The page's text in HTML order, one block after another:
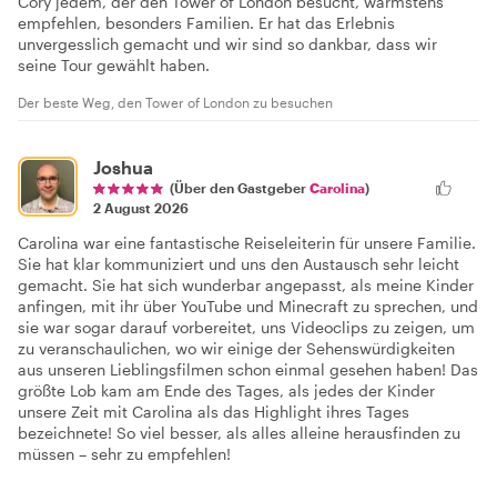
empfehlen, besonders Familien. Er hat das Erlebnis
unvergesslich gemacht und wir sind so dankbar, dass wir
seine Tour gewählt haben.
Der beste Weg, den Tower of London zu besuchen
Joshua
(Über den Gastgeber Carolina)
2 August 2026
Carolina war eine fantastische Reiseleiterin für unsere Familie.
Sie hat klar kommuniziert und uns den Austausch sehr leicht
gemacht. Sie hat sich wunderbar angepasst, als meine Kinder
anfingen, mit ihr über YouTube und Minecraft zu sprechen, und
sie war sogar darauf vorbereitet, uns Videoclips zu zeigen, um
zu veranschaulichen, wo wir einige der Sehenswürdigkeiten
aus unseren Lieblingsfilmen schon einmal gesehen haben! Das
größte Lob kam am Ende des Tages, als jedes der Kinder
unsere Zeit mit Carolina als das Highlight ihres Tages
bezeichnete! So viel besser, als alles alleine herausfinden zu
müssen – sehr zu empfehlen!